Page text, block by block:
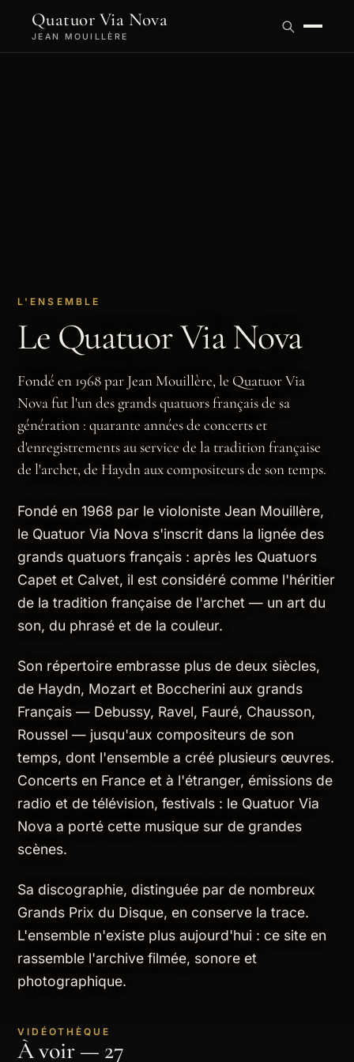
Quatuor Via Nova
JEAN MOUILLÈRE
L'ENSEMBLE
Le Quatuor Via Nova
Fondé en 1968 par Jean Mouillère, le Quatuor Via
Nova fut l'un des grands quatuors français de sa
génération : quarante années de concerts et
d'enregistrements au service de la tradition française
de l'archet, de Haydn aux compositeurs de son temps.
Fondé en 1968 par le violoniste Jean Mouillère,
le Quatuor Via Nova s'inscrit dans la lignée des
grands quatuors français : après les Quatuors
Capet et Calvet, il est considéré comme l'héritier
de la tradition française de l'archet — un art du
son, du phrasé et de la couleur.
Son répertoire embrasse plus de deux siècles,
de Haydn, Mozart et Boccherini aux grands
Français — Debussy, Ravel, Fauré, Chausson,
Roussel — jusqu'aux compositeurs de son
temps, dont l'ensemble a créé plusieurs œuvres.
Concerts en France et à l'étranger, émissions de
radio et de télévision, festivals : le Quatuor Via
Nova a porté cette musique sur de grandes
scènes.
Sa discographie, distinguée par de nombreux
Grands Prix du Disque, en conserve la trace.
L'ensemble n'existe plus aujourd'hui : ce site en
rassemble l'archive filmée, sonore et
photographique.
VIDÉOTHÈQUE
À voir — 27